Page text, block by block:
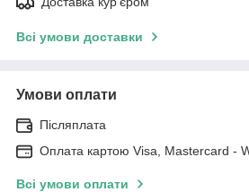
Всі умови доставки
Умови оплати
Післяплата
Оплата картою Visa, Mastercard -
Всі умови оплати